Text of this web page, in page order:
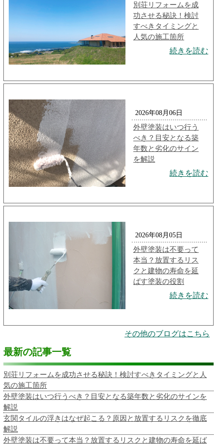
別荘リフォームを成
功させる秘訣！検討
すべきタイミングと
人気の施工箇所
続きを読む
2026年08月06日
外壁塗装はいつ行う
べき？目安となる築
年数と劣化のサイン
を解説
続きを読む
2026年08月05日
外壁塗装は不要って
本当？放置するリス
クと建物の寿命を延
ばす塗装の役割
続きを読む
その他のブログはこちら
最新の記事一覧
別荘リフォームを成功させる秘訣！検討すべきタイミングと人
気の施工箇所
外壁塗装はいつ行うべき？目安となる築年数と劣化のサインを
解説
玄関タイルの浮きはなぜ起こる？原因と放置するリスクを徹底
解説
外壁塗装は不要って本当？放置するリスクと建物の寿命を延ば